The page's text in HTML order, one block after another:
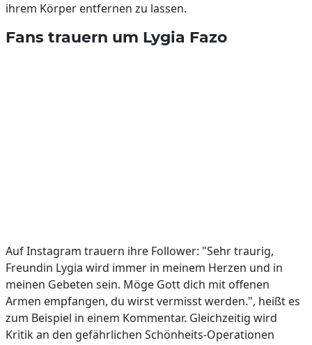
ihrem Körper entfernen zu lassen.
Fans trauern um Lygia Fazo
Auf Instagram trauern ihre Follower: "Sehr traurig,
Freundin Lygia wird immer in meinem Herzen und in
meinen Gebeten sein. Möge Gott dich mit offenen
Armen empfangen, du wirst vermisst werden.", heißt es
zum Beispiel in einem Kommentar. Gleichzeitig wird
Kritik an den gefährlichen Schönheits-Operationen